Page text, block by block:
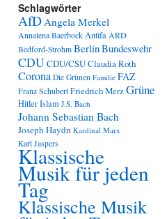
Schlagwörter
AfDAngela Merkel
Annalena BaerbockAntifa ARD
Bedford-Strohm BerlinBundeswehr
CDUCDU/CSUClaudia Roth
Corona Die Grünen Familie FAZ
Franz SchubertFriedrich MerzGrüne
HitlerIslam J.S. Bach
Johann Sebastian Bach
Joseph Haydn Kardinal Marx
Karl Jaspers
Klassische
Musik für jeden
Tag
Klassische Musik